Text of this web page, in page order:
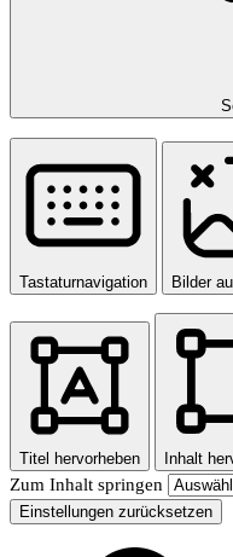
Tastaturnavigation Bilder
Titel hervorheben Inhalt
Zum Inhalt springen
Einstellungen zurücksetzen